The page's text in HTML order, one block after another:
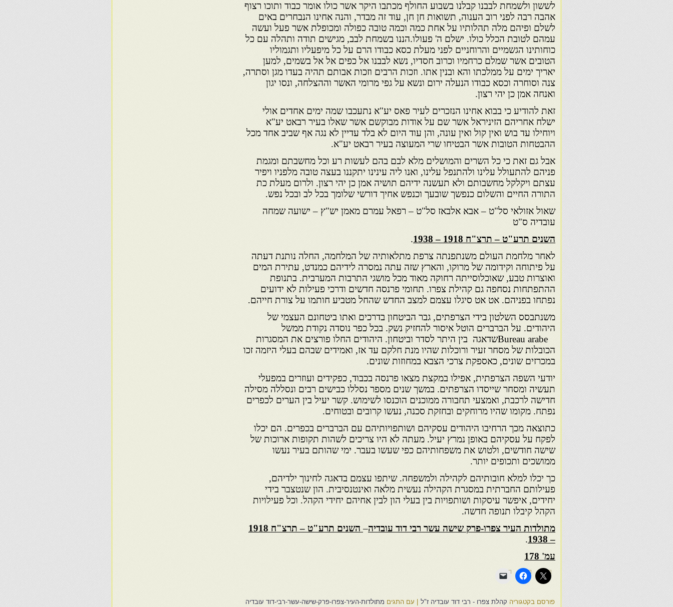
לששון ולשמחת לבבנו קבלנו בשבוע החולף מכתבו היקר אשר כולו אומר כבוד ותוכו רצוף
אהבה רבה לפני רוב הענוה, תשואות חן חן, עוד זה מבדר, והנה אחינו הנבחרים באים
לשלם ופיהם מלה תהלותיו על אחת כמה וכמה טובה כפולה ומכופלת אשר פעל ועשה
עמהם לטובת הכלל כולו. ישלם ה' פעולו.הננו בשמחת לבב, מגישים תודה ותהלה עם כל
כוחותינו הגשמיים והרוחניים לפני מעלת כסא כבודו הרם על כל מיפעליו ותגמוליו
הטובים אשר שמלם כרחמיו וכרוב חסדיו, נשא לבבנו אל כפים אל אל בשמים, למען
יאריך ימים על ממלכתו והא ובנין אתו. וזכות הרבים וזכות אבותם תהיה בעדו מגן וסתרה,
צנה וסוחרה וכסא כבודו הנעלה ירום ונשא על גפי מרומי האשר וההצלחה, ונסו יגון
ואנחה אמן כן יהי רצון.
זאת להודיע כי בבוא אחינו הנזכרים לעיר פאס יע"א נתעכבו שמה ימים אחדים אולי
ישלח אחריהם הזיניראל אשר שם על אודות מבוקשם אשר שאלו בעיר רבאט יע"א
ויוחילו עד בוש ואין קול ואין עונה, והן עוד היום לא בלד עדיין לא נגה אף שביב אחד מכל
ההבטחות הטובות אשר הבטיחו שרי המעוצה בעיר רבאט יע"א.
אבל גם זאת כי כל השרים והמושלים מלא לבם בהם לעשות רע וכל מחשבתם ומגמת
פניהם להתעולל עלינו ולהתנפל עלינו, ואנו ליה עינינו יתקננו בעצה טובה מלפניו ויפיר
עצתם ויקלקל מחשבותם ולא תעשנה ידיהם תושיה אמן כן יהי רצון. ולרום מעלת כת
התורה החיים והשלום כנפשך שובעך וכנפש אחיך דורשי שלומך בכל לב ובכל נפש.
שאול אזולאי סל"ט – אבא אלבאז סל"ט – רפאל עמרם מאמן יש"ץ – ישועה שמחה
עובדיה ס"ט
השנים תרע"ט – תרצ"ח 1918 – 1938
.
לאחר מלחמת העולם משנתפנתה צרפת מתלאותיה של המלחמה, החלה נותנת דעתה
על פיתוחה וקידומה של מרוקו, והארץ שזה עתה נמסרה לידיהם כמנדט, עתירת המים
ואוצרות טבע, שאוכלוסייתה רחוקה מאוד מכל מושגי התרבות המערבית. בתנופת
ההתפתחות נסחפה גם קהילת צפרו. תחומי פרנסה חדשים ודרכי פעילות לא ידועים
נפתחו בפניהם. אט אט סיגלו עצמם למצב החדש שהחל מטביע חותמו על צורת חייהם.
משנתבסס השלטון בידי הצרפתים, גבר הביטחון בדרכים ואתו ביטחונם העצמי של
היהודים. על הברברים הוטל איסור להחזיק נשק. בכל כפר נוסדה נקודת ממשל
Bureau arabeשדאגה בין היתר לסדר וביטחון. היהודים החלו פורצים את המסגרות
הכובלות של מסחר זעיר ורוכלות שהיו מנת חלקם עד אז, ואמידים שבהם בעלי היזמה זכו
במכרזים שונים, כאספקת צרכי הצבא במחוזות שונים.
יודעי השפה הצרפתית, אפילו במקצת מצאו פרנסה בכבוד, כפקידים ועוזרים במפעלי
תעשיה ומסחר שייסדו הצרפתים. במשך שנים מספר נסללו כבישים רבים ונסללה מסילה
חדישה לרכבת, ואמצעי תחבורה ממוכנים הוכנסו לשימוש. קשר יעיל בין הערים לכפרים
נפתח. מקומו שהיו מרוחקים ובחזקת סכנה, נעשו קרובים ובטוחים.
כתוצאה מכך הרחיבו היהודים עסקיהם ושותפויותיהם עם הברברים בכפרים. הם יכלו
לפקח על עסקיהם באופן נמרץ יעיל. מעתה לא היו צריכים לשהות תקופות ארוכות של
שישה חודשים, ולטוש את משפחותיהם כפי שעשו בעבר. ימי שהותם בעיר נעשו
ממושכים ותכופים יותר.
כך יכלו למלא חובותיהם לקהילה ולמשפחה. שיתפו עצמם בדאגה לחינוך ילדיהם,
פעילותם החברתית במסגרת הקהילה נעשית מלאה ואינטנסיבית. הון שנטצבר בידי
יחידים, איפשר עיסקות ושותפויות בין בעלי הון לבין אחיהם יחידי הקהל. וכל פעילויות
הקהל קיבלו תנופה חדשה.
מתולדות העיר צפרו-פרק שישה עשר רבי דוד עובדיה–
השנים תרע"ט – תרצ"ח 1918
– 1938
.
עמ' 178
פורסם בקטגוריה קהלת צפרו - רבי דוד עובדיה ז"ל עם התגים מתולדות-העיר-צפרו-פרק-שישה-עשר-רבי-דוד עובדיה